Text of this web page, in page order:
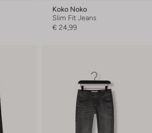
Koko Noko
Slim Fit Jeans
€ 24,99